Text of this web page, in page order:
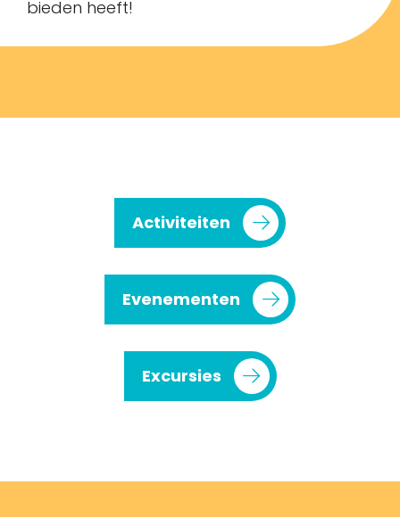
bieden heeft!
Activiteiten
Evenementen
Excursies